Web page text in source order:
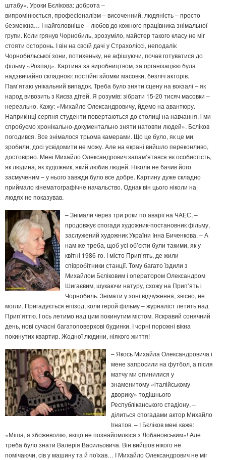
штабу». Уроки Бєлікова: доброта –
випромінюється, професіоналізм – височенний, людяність – просто
безмежна… І найголовніше – любов до кожного працівника знімальної
групи. Коли грянув Чорнобиль, зрозуміло, майстер такого класу не міг
стояти осторонь. І він на своїй дачі у Страхоліссі, неподалік
Чорнобильської зони, потихеньку, не афішуючи, почав готуватися до
фільму «Розпад». Картина за виробництвом, за організацією була
надзвичайно складною: постійні зйомки масовки, безліч акторів.
Пам’ятаю унікальний випадок. Треба було зняти сцену на вокзалі – як
народ вивозить з Києва дітей. Я розумів: зібрати 15-20 тисяч масовки –
нереально. Кажу: «Михайле Олександровичу, йдемо на авантюру.
Наприкінці серпня студенти повертаються до столиці на навчання, і ми
спробуємо хронікально-документально зняти натовпи людей». Бєліков
погодився. Все знімалося трьома камерами. Що це було, як це ми
зробили, досі усвідомити не можу. Але на екрані вийшло переконливо,
достовірно. Мені Михайло Олександрович запам’ятався як особистість,
як людина, як художник, який любив людей. Ніколи не бачив його
засмученим – у нього завжди було все добре. Картину дуже складно
приймало кінематографічне начальство. Однак він цього ніколи на
людях не показував.
– Знімали через три роки по аварії на ЧАЕС, –
продовжує спогади художник-постановник фільму,
заслужений художник України Інна Биченкова. – А
нам же треба, щоб усі об’єкти були такими, як у
квітні 1986-го. І місто Прип’ять, де жили
співробітники станції. Тому багато їздили з
Михайлом Бєліковим і оператором Олександром
Шигаєвим, шукаючи натуру, схожу на Прип’ять і
Чорнобиль. Знімати у зоні відчуження, звісно, не
могли. Пригадується епізод, коли герой фільму – журналіст летить над
Прип’яттю. І ось летимо над цим покинутим містом. Яскравий сонячний
день, нові сучасні багатоповерхові будинки. І чорні порожні вікна
покинутих квартир. Жодної людини, ніякого життя!
– Якось Михайла Олександровича і
мене запросили на футбол, а після
матчу ми опинилися у
знаменитому «італійському
дворику» тодішнього
Республіканського стадіону, –
ділиться спогадами актор Михайло
Ігнатов. – І Бєліков мені каже:
«Міша, я збожеволію, якщо не познайомлюся з Лобановським»! Але
треба було знати Валерія Васильовича. Він вийшов нікого не
помічаючи, сів у машину та й поїхав… І Михайло Олександрович не міг